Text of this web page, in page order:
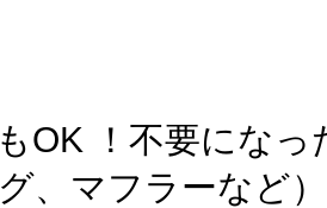
OK ！不要にな
グ、マフラーなど